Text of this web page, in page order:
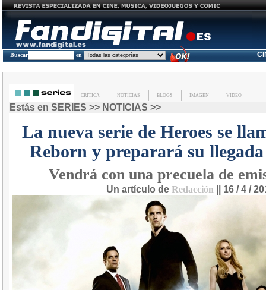
Buscar en
CRITICA NOTICIAS BLOGS IMAGEN VIDEO
Estás en SERIES >> NOTICIAS >>
La nueva serie de Heroes se
Reborn y preparará su
Vendrá con una precuela de
Un artículo de Redacción || 16 / 4 /